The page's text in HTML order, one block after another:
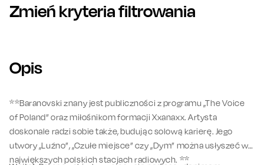
Zmień kryteria filtrowania
Opis
**Baranovski znany jest publiczności z programu „The Voice
of Poland” oraz miłośnikom formacji Xxanaxx. Artysta
doskonale radzi sobie także, budując solową karierę. Jego
utwory „Luźno”, „Czułe miejsce” czy „Dym” można usłyszeć w
największych polskich stacjach radiowych. **